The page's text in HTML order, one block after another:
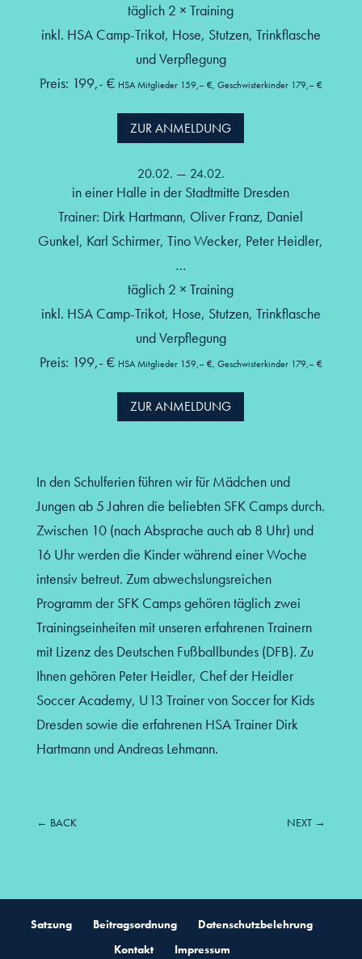
täglich 2 × Training
inkl. HSA Camp-Trikot, Hose, Stutzen, Trinkflasche
und Verpflegung
Preis: 199,- € HSA Mitglieder 159,– €, Geschwisterkinder 179,– €
ZUR ANMELDUNG
20.02. — 24.02.
in einer Halle in der Stadtmitte Dresden
Trainer: Dirk Hartmann, Oliver Franz, Daniel
Gunkel, Karl Schirmer, Tino Wecker, Peter Heidler,
…
täglich 2 × Training
inkl. HSA Camp-Trikot, Hose, Stutzen, Trinkflasche
und Verpflegung
Preis: 199,- € HSA Mitglieder 159,– €, Geschwisterkinder 179,– €
ZUR ANMELDUNG
In den Schulferien führen wir für Mädchen und
Jungen ab 5 Jahren die beliebten SFK Camps durch.
Zwischen 10 (nach Absprache auch ab 8 Uhr) und
16 Uhr werden die Kinder während einer Woche
intensiv betreut. Zum abwechslungsreichen
Programm der SFK Camps gehören täglich zwei
Trainingseinheiten mit unseren erfahrenen Trainern
mit Lizenz des Deutschen Fußballbundes (DFB). Zu
Ihnen gehören Peter Heidler, Chef der Heidler
Soccer Academy, U13 Trainer von Soccer for Kids
Dresden sowie die erfahrenen HSA Trainer Dirk
Hartmann und Andreas Lehmann.
← BACK NEXT →
Satzung Beitragsordnung
Datenschutzbelehrung
Kontakt
Impressum